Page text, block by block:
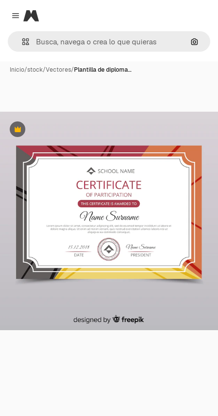
Close menu
Magnific
Inicio/stock/Vectores/Plantilla de diploma…
Premium